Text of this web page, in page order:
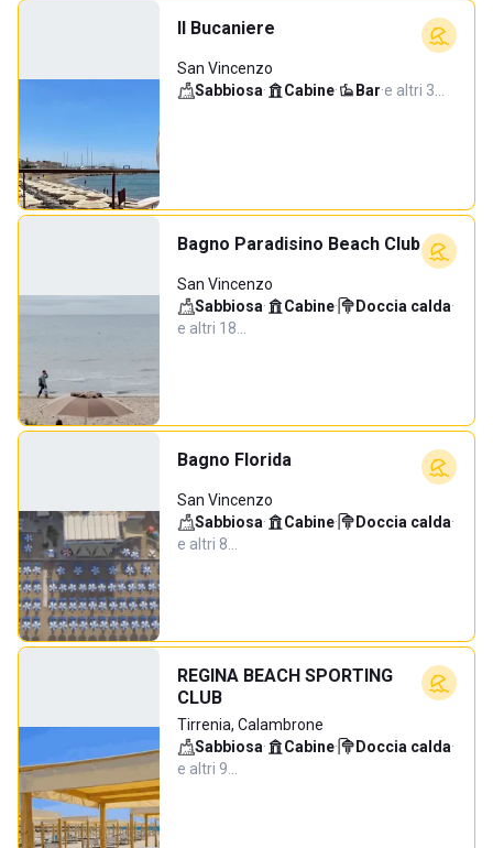
Il Bucaniere
San Vincenzo
Sabbiosa· Cabine· Bar·e altri 3…
Bagno Paradisino Beach Club
San Vincenzo
Sabbiosa· Cabine· Doccia calda·
e altri 18…
Bagno Florida
San Vincenzo
Sabbiosa· Cabine· Doccia calda·
e altri 8…
REGINA BEACH SPORTING
CLUB
Tirrenia, Calambrone
Sabbiosa· Cabine· Doccia calda·
e altri 9…